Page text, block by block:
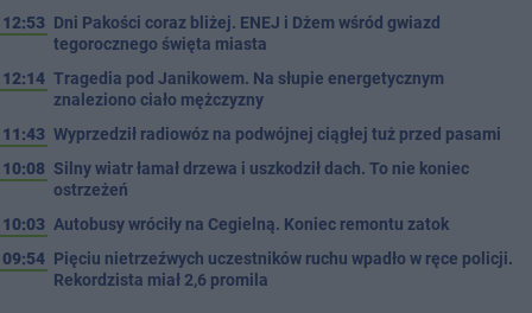
12:53 Dni Pakości coraz bliżej. ENEJ i Dżem wśród gwiazd
tegorocznego święta miasta
12:14 Tragedia pod Janikowem. Na słupie energetycznym
znaleziono ciało mężczyzny
11:43 Wyprzedził radiowóz na podwójnej ciągłej tuż przed pasami
10:08 Silny wiatr łamał drzewa i uszkodził dach. To nie koniec
ostrzeżeń
10:03 Autobusy wróciły na Cegielną. Koniec remontu zatok
09:54 Pięciu nietrzeźwych uczestników ruchu wpadło w ręce policji.
Rekordzista miał 2,6 promila